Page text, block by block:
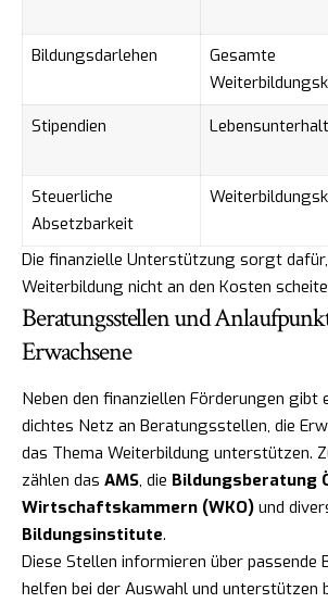
Bildungsdarlehen
Gesamte
Stipendien
Steuerliche
Absetzbarkeit
Die finanzielle Unterstützung sorgt
Weiterbildung nicht an den Kosten
Beratungsstellen und
Erwachsene
Neben den finanziellen Förderungen gibt
dichtes Netz an Beratungsstellen, die
das Thema Weiterbildung unterstützen.
zählen das AMS, die Bildungsberatung
Wirtschaftskammern (WKO) und
Bildungsinstitute.
Diese Stellen informieren über passende
helfen bei der Auswahl und unterstützen